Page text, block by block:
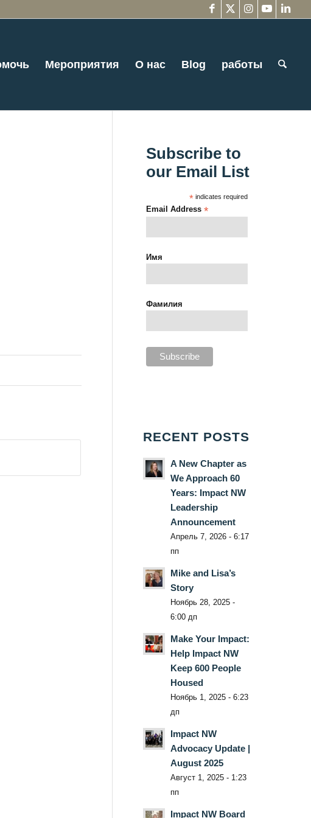
Мероприятия О нас Blog работы
Subscribe to
our Email List
* indicates required
Email Address*
Имя
Фамилия
RECENT POSTS
A New Chapter as
We Approach 60
Years: Impact NW
Leadership
Announcement
Апрель 7, 2026 - 6:17
пп
Mike and Lisa’s
Story
Ноябрь 28, 2025 -
6:00 дп
Make Your Impact:
Help Impact NW
Keep 600 People
Housed
Ноябрь 1, 2025 - 6:23
дп
Impact NW
Advocacy Update |
August 2025
Август 1, 2025 - 1:23
пп
Impact NW Board